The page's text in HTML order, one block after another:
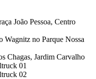
João Pessoa, Centro
Wagnitz no Parque Nossa
Chagas, Jardim Carvalho
01
02